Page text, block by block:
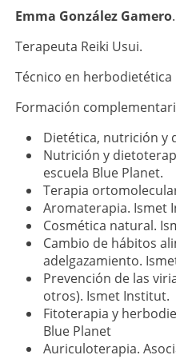
Emma González Gamero
Terapeuta Reiki Usui.
Técnico en
Formación
Dietética, nutrición y
Nutrición y
escuela Blue Planet.
Terapia
Aromaterapia. Ismet
Cosmética natural.
Cambio de hábitos
adelgazamiento.
Prevención de las
otros). Ismet Institut.
Fitoterapia y
Blue Planet
Auriculoterapia.